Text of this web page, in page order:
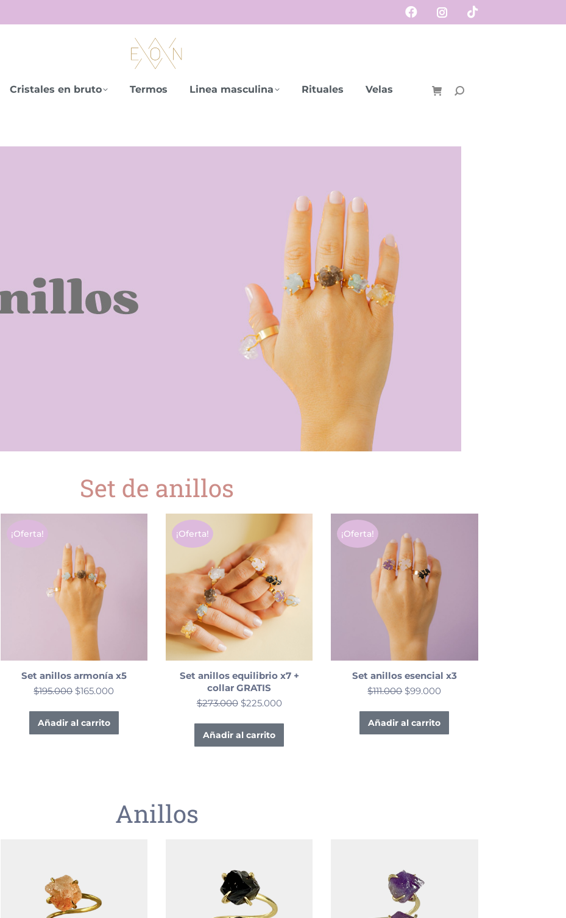
Cristales en bruto Termos Linea masculina Rituales Velas
Set de anillos
¡Oferta!
Set anillos armonía x5
$195.000 $165.000
Añadir al carrito
¡Oferta!
Set anillos equilibrio x7 +
collar GRATIS
$273.000 $225.000
Añadir al carrito
¡Oferta!
Set anillos esencial x3
$111.000 $99.000
Añadir al carrito
Anillos